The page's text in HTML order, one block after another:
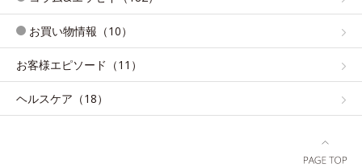
お買い物情報（10）
お客様エピソード（11）
ヘルスケア（18）